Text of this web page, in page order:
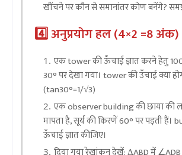
खींचने पर कौन से समानांतर कोण बनेंगे?
4️⃣ अनुप्रयोग हल (4×2 =8 अंक)
एक tower की ऊँचाई ज्ञात करने हेतु
30° पर देखा गया। tower की उँचाई क्या
(tan30°=1/√3)
एक observer building की छाया की
मापता है, सूर्य की किरणें 60° पर पड़ती हैं।
ऊँचाई ज्ञात कीजिए।